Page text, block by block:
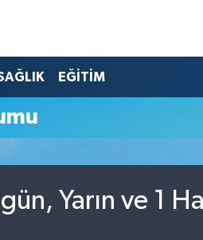
EĞİTİM
Yarın ve 1